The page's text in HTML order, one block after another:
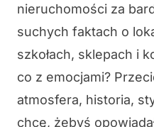
nieruchomości za
suchych faktach o
szkołach, sklepach i
co z emocjami?
atmosfera, historia,
chcę, żebyś